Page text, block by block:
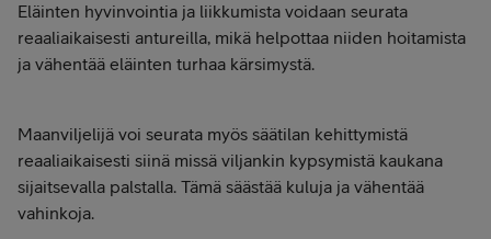
Eläinten hyvinvointia ja liikkumista voidaan seurata
reaaliaikaisesti antureilla, mikä helpottaa niiden hoitamista
ja vähentää eläinten turhaa kärsimystä.
Maanviljelijä voi seurata myös säätilan kehittymistä
reaaliaikaisesti siinä missä viljankin kypsymistä kaukana
sijaitsevalla palstalla. Tämä säästää kuluja ja vähentää
vahinkoja.